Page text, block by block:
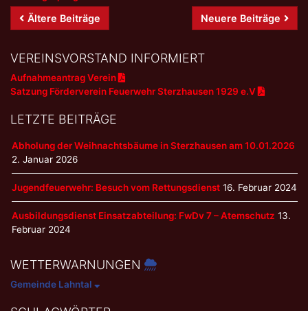
Beitrags-
Navigation
Ältere Beiträge Neuere Beiträge
VEREINSVORSTAND INFORMIERT
Aufnahmeantrag Verein
Satzung Förderverein Feuerwehr Sterzhausen 1929 e.V
LETZTE BEITRÄGE
Abholung der Weihnachtsbäume in Sterzhausen am 10.01.2026
2. Januar 2026
Jugendfeuerwehr: Besuch vom Rettungsdienst 16. Februar 2024
Ausbildungsdienst Einsatzabteilung: FwDv 7 – Atemschutz 13.
Februar 2024
WETTERWARNUNGEN
Gemeinde Lahntal